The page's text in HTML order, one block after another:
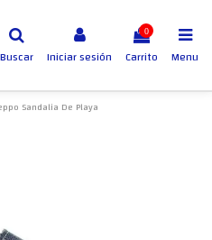
Buscar Iniciar sesión
0
Carrito Menu
Sandalia De Playa